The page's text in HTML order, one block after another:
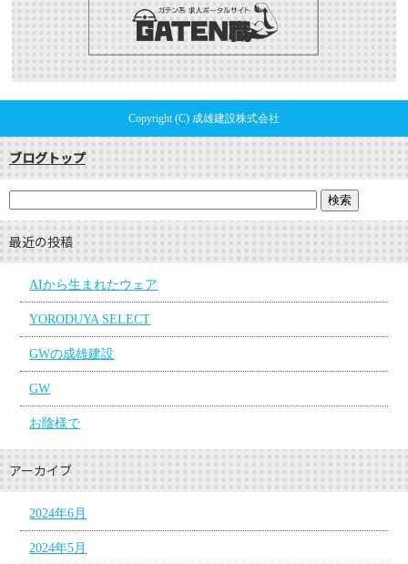
Copyright (C) 成雄建設株式会社
ブログトップ
最近の投稿
AIから生まれたウェア
YORODUYA SELECT
GWの成雄建設
GW
お陰様で
アーカイブ
2024年6月
2024年5月